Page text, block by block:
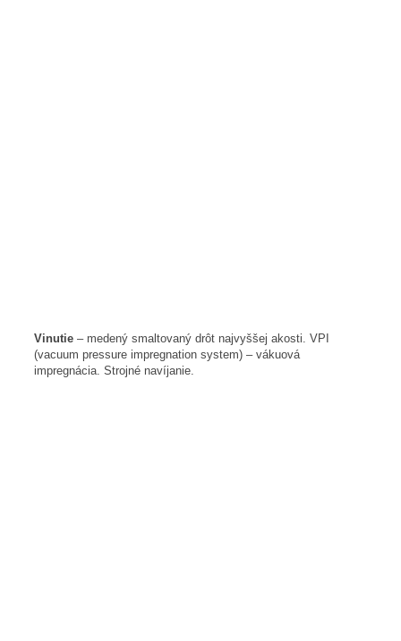
Vinutie – medený smaltovaný drôt najvyššej akosti. VPI
(vacuum pressure impregnation system) – vákuová
impregnácia. Strojné navíjanie.